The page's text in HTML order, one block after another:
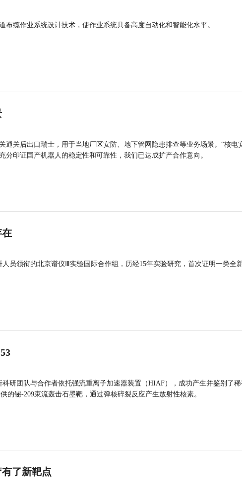
布缆作业系统设计技术，使作业系统具备高度自动化和智能化水平。
通关后出口瑞士，用于当地厂区安防、地下管网隐患排查等业务场景。“核电
印证国产机器人的稳定性和可靠性，我们已达成扩产合作意向。
在
员领衔的北京谱仪Ⅲ实验国际合作组，历经15年实验研究，首次证明一类全
研团队与合作者依托强流重离子加速器装置（HIAF），成功产生并鉴别了
的铋-209束流轰击石墨靶，通过弹核碎裂反应产生放射性核素。
了新靶点